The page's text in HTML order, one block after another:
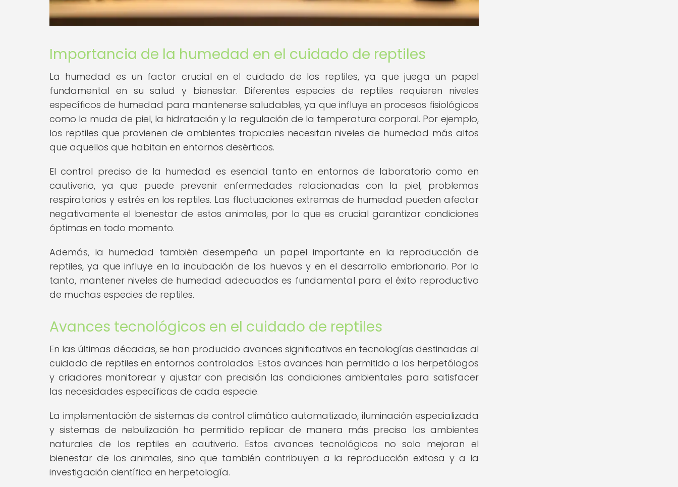
Importancia de la humedad en el cuidado de reptiles
La humedad es un factor crucial en el cuidado de los reptiles, ya que juega un papel
fundamental en su salud y bienestar. Diferentes especies de reptiles requieren niveles
específicos de humedad para mantenerse saludables, ya que influye en procesos fisiológicos
como la muda de piel, la hidratación y la regulación de la temperatura corporal. Por ejemplo,
los reptiles que provienen de ambientes tropicales necesitan niveles de humedad más altos
que aquellos que habitan en entornos desérticos.
El control preciso de la humedad es esencial tanto en entornos de laboratorio como en
cautiverio, ya que puede prevenir enfermedades relacionadas con la piel, problemas
respiratorios y estrés en los reptiles. Las fluctuaciones extremas de humedad pueden afectar
negativamente el bienestar de estos animales, por lo que es crucial garantizar condiciones
óptimas en todo momento.
Además, la humedad también desempeña un papel importante en la reproducción de
reptiles, ya que influye en la incubación de los huevos y en el desarrollo embrionario. Por lo
tanto, mantener niveles de humedad adecuados es fundamental para el éxito reproductivo
de muchas especies de reptiles.
Avances tecnológicos en el cuidado de reptiles
En las últimas décadas, se han producido avances significativos en tecnologías destinadas al
cuidado de reptiles en entornos controlados. Estos avances han permitido a los herpetólogos
y criadores monitorear y ajustar con precisión las condiciones ambientales para satisfacer
las necesidades específicas de cada especie.
La implementación de sistemas de control climático automatizado, iluminación especializada
y sistemas de nebulización ha permitido replicar de manera más precisa los ambientes
naturales de los reptiles en cautiverio. Estos avances tecnológicos no solo mejoran el
bienestar de los animales, sino que también contribuyen a la reproducción exitosa y a la
investigación científica en herpetología.